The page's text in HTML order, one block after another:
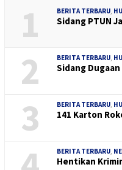
1 BERITA TERBARU
Sidang PTUN
2 BERITA TERBARU
Sidang
3 BERITA TERBARU
141 Karton
BERITA TERBARU
Hentikan